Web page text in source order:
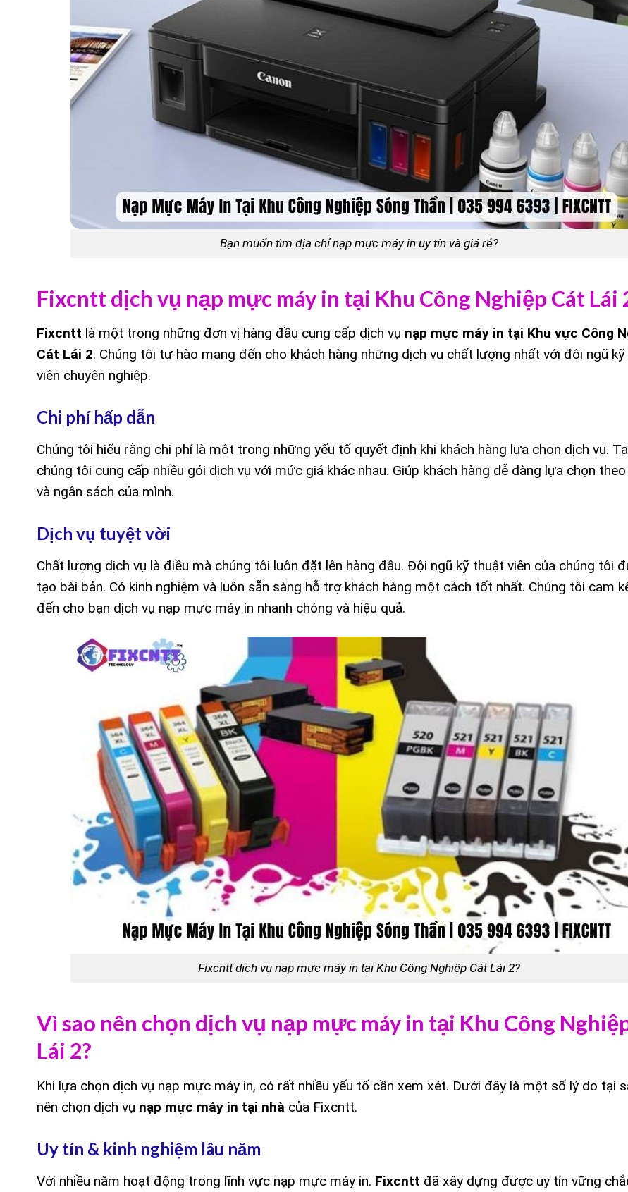
Bạn muốn tìm địa chỉ nạp mực máy in uy tín và giá rẻ?
Fixcntt dịch vụ nạp mực máy in tại Khu Công Nghiệp Cát Lái
Fixcntt là một trong những đơn vị hàng đầu cung cấp dịch vụ nạp mực máy in tại Khu vực Công
Cát Lái 2. Chúng tôi tự hào mang đến cho khách hàng những dịch vụ chất lượng nhất với đội ngũ
viên chuyên nghiệp.
Chi phí hấp dẫn
Chúng tôi hiểu rằng chi phí là một trong những yếu tố quyết định khi khách hàng lựa chọn dịch vụ.
chúng tôi cung cấp nhiều gói dịch vụ với mức giá khác nhau. Giúp khách hàng dễ dàng lựa chọn theo
và ngân sách của mình.
Dịch vụ tuyệt vời
Chất lượng dịch vụ là điều mà chúng tôi luôn đặt lên hàng đầu. Đội ngũ kỹ thuật viên của chúng tôi
tạo bài bản. Có kinh nghiệm và luôn sẵn sàng hỗ trợ khách hàng một cách tốt nhất. Chúng tôi cam
đến cho bạn dịch vụ nạp mực máy in nhanh chóng và hiệu quả.
Fixcntt dịch vụ nạp mực máy in tại Khu Công Nghiệp Cát Lái 2?
Vì sao nên chọn dịch vụ nạp mực máy in tại Khu Công
Lái 2?
Khi lựa chọn dịch vụ nạp mực máy in, có rất nhiều yếu tố cần xem xét. Dưới đây là một số lý do tại
nên chọn dịch vụ nạp mực máy in tại nhà của Fixcntt.
Uy tín & kinh nghiệm lâu năm
Với nhiều năm hoạt động trong lĩnh vực nạp mực máy in. Fixcntt đã xây dựng được uy tín vững